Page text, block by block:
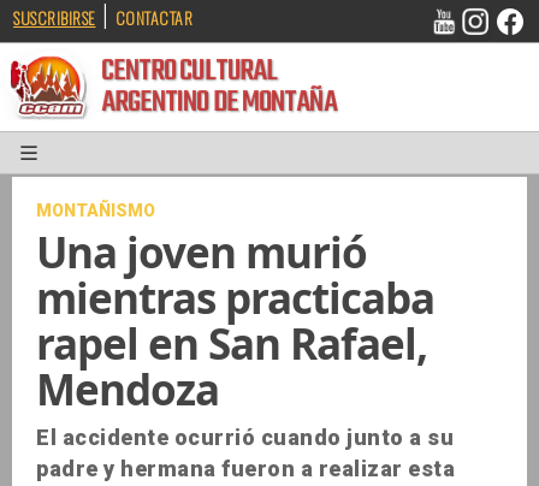
SUSCRIBIRSE | CONTACTAR
CENTRO CULTURAL
ARGENTINO DE MONTAÑA
MONTAÑISMO
Una joven murió
mientras practicaba
rapel en San Rafael,
Mendoza
El accidente ocurrió cuando junto a su
padre y hermana fueron a realizar esta